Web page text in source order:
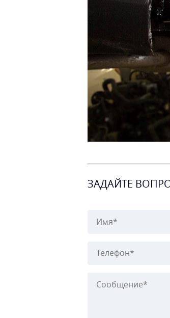
ЗАДАЙТЕ